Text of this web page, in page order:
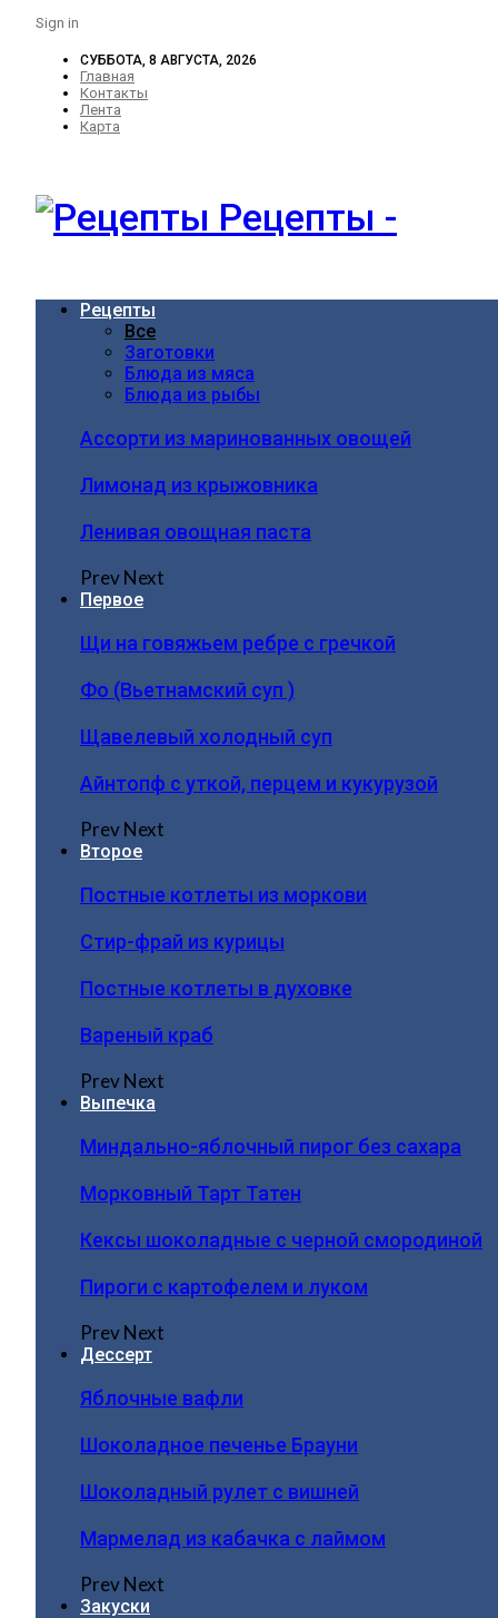
Sign in
СУББОТА, 8 АВГУСТА, 2026
Главная
Контакты
Лента
Карта
Рецепты -
Рецепты
Все
Заготовки
Блюда из мяса
Блюда из рыбы
Ассорти из маринованных овощей
Лимонад из крыжовника
Ленивая овощная паста
PrevNext
Первое
Щи на говяжьем ребре с гречкой
Фо (Вьетнамский суп )
Щавелевый холодный суп
Айнтопф с уткой, перцем и кукурузой
PrevNext
Второе
Постные котлеты из моркови
Стир-фрай из курицы
Постные котлеты в духовке
Вареный краб
PrevNext
Выпечка
Миндально-яблочный пирог без сахара
Морковный Тарт Татен
Кексы шоколадные с черной смородиной
Пироги c картофелем и луком
PrevNext
Дессерт
Яблочные вафли
Шоколадное печенье Брауни
Шоколадный рулет с вишней
Мармелад из кабачка с лаймом
PrevNext
Закуски